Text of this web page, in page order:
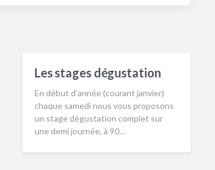
Les stages dégustation
En début d’année (courant janvier)
chaque samedi nous vous proposons
un stage dégustation complet sur
une demi journée, à 90…